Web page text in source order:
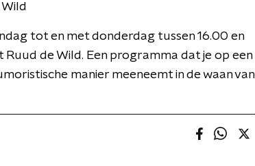
tot en met donderdag tussen 16.00 en
Ruud de Wild. Een programma dat je op een
manier meeneemt in de waan van